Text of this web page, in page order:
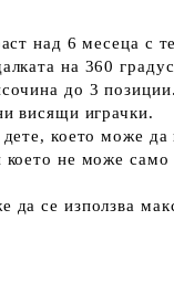
над 6 месеца с
на 360
до 3
висящи играчки.
което може да
не може само
да се използва